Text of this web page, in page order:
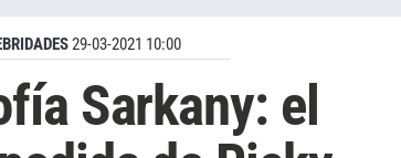
29-03-2021 10:00
Sarkany: el